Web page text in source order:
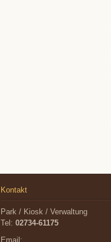
Kontakt
Park / Kiosk / Verwaltung
Tel: 02734-61175
Email: